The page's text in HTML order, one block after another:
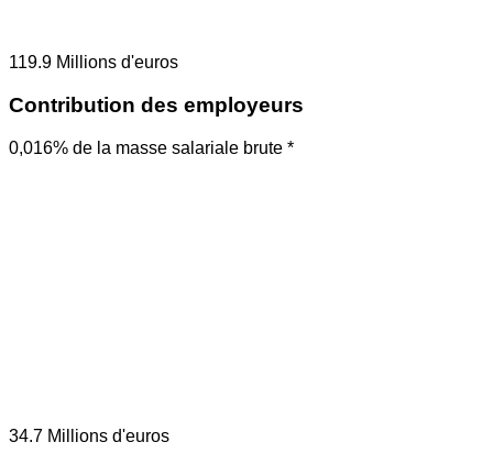
119.9 Millions d'euros
Contribution des employeurs
0,016% de la masse salariale brute *
34.7 Millions d'euros